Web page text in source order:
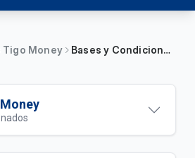
Money Bases y Condiciones: Compras Mercado 4
pagando con QR Tigo Money en